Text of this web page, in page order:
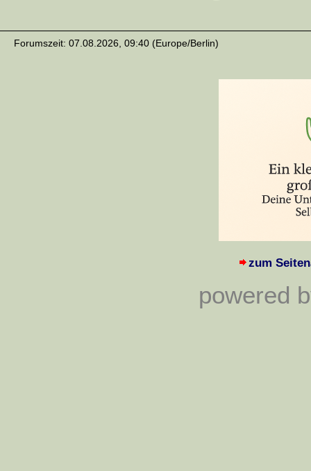
Forumszeit: 07.08.2026, 09:40 (Europe/Berlin)
zum
powered